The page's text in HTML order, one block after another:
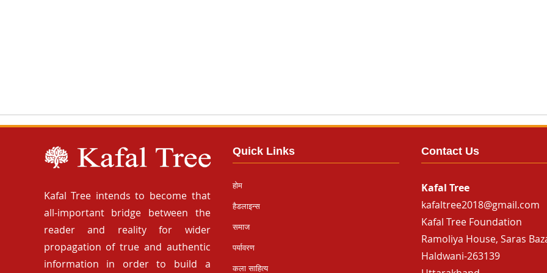
Kafal Tree intends to become that
all-important bridge between the
reader and reality for wider
propagation of true and authentic
information in order to build a
Quick Links
होम
हैडलाइन्स
समाज
पर्यावरण
कला साहित्य
Contact Us
Kafal Tree
kafaltree2018@gmail.com
Kafal Tree Foundation
Ramoliya House, Saras
Haldwani-263139